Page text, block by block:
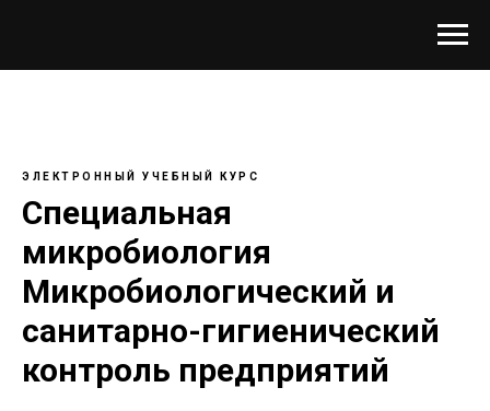
ЭЛЕКТРОННЫЙ УЧЕБНЫЙ КУРС
Специальная
микробиология
Микробиологический и
санитарно-гигиенический
контроль предприятий